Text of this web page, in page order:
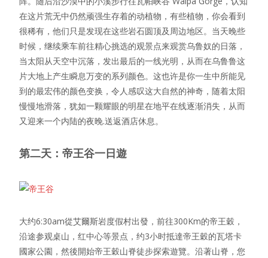
在这片荒无中仍然顽强生存着的动植物，有些植物，你会看到
很稀有，他们只是发现在这些岩石圆顶及周边地区。当天晚些
时候，继续乘车前往精心挑选的观景点来观赏乌鲁奴的日落，
当太阳从天空中沉落，发出最后的一线光明，从而在乌鲁鲁这
片大地上产生瞬息万变的系列颜色。这也许是你一生中所能见
到的最宏伟的颜色变换，令人感叹这大自然的神奇，随着太阳
慢慢地滑落，犹如一颗耀眼的明星在地平在线逐渐消失，从而
又迎来一个内陆的夜晚.送返酒店休息。
第二天：帝王谷一日遊
大约6:30am從艾爾斯岩度假村出發，前往300Km的帝王穀，
沿途参观桌山，红中心等景点，约3小时抵達帝王穀的瓦塔卡
國家公園，然後開始帝王穀山脊徒步探索遊覽。沿著山脊，您